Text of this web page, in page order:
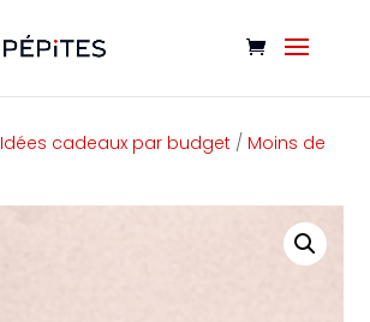
Idées cadeaux par budget / Moins de